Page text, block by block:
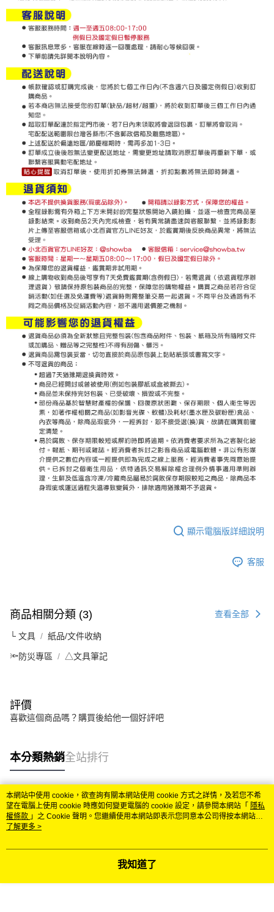
顯示電腦版詳細說明
客服
商品相關分類 (3) 查看全部
└ 文具 紙品/文件收納
🔦防災專區 △文具筆記
評價
喜歡這個商品嗎？購買後給他一個好評吧
本分類熱銷全站排行
熱門標籤
本網站中使用 cookie，欲查詢有關本網站使用 cookie 方式之詳情，及若您不希
望在電腦上使用 cookie 時應如何變更電腦的 cookie 設定，請參閱本網站「 隱私
權條款 」之 Cookie 聲明。您繼續使用本網站即表示您同意本公司得按本網站使
用條款之 Cookie 聲明使用 cookie。
了解更多 >
我知道了